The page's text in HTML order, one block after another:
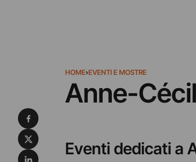
HOME›EVENTI E MOSTRE
Anne-
Eventi dedicati a
Condividi su Facebook
Condividi su X
Condividi su LinkedIn